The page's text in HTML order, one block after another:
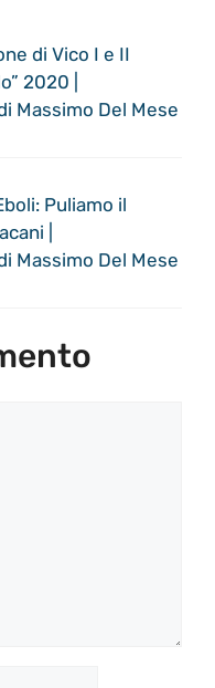
di Vico I e II
2020 |
Massimo Del Mese
Puliamo il
|
Massimo Del Mese